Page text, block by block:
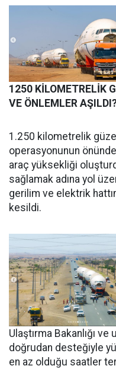
1250 KİLOMETRELİK
VE ÖNLEMLER
1.250 kilometrelik
operasyonunun
araç yüksekliği
sağlamak adına yol
gerilim ve elektrik
kesildi.
Ulaştırma Bakanlığı
doğrudan desteğiyle
en az olduğu saatler